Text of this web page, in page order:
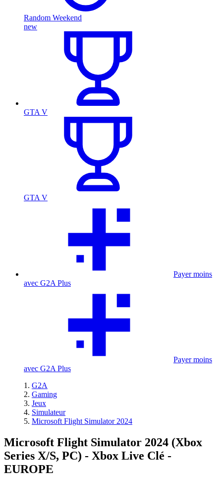
Random Weekend
new
GTA V
GTA V
Payer moins
avec G2A Plus
Payer moins
avec G2A Plus
G2A
Gaming
Jeux
Simulateur
Microsoft Flight Simulator 2024
Microsoft Flight Simulator 2024 (Xbox
Series X/S, PC) - Xbox Live Clé -
EUROPE